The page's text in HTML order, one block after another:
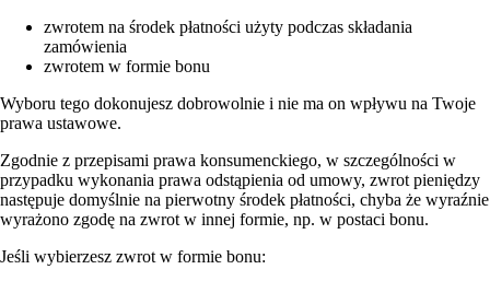
zwrotem na środek płatności użyty podczas składania
zamówienia
zwrotem w formie bonu
Wyboru tego dokonujesz dobrowolnie i nie ma on wpływu na Twoje
prawa ustawowe.
Zgodnie z przepisami prawa konsumenckiego, w szczególności w
przypadku wykonania prawa odstąpienia od umowy, zwrot pieniędzy
następuje domyślnie na pierwotny środek płatności, chyba że wyraźnie
wyrażono zgodę na zwrot w innej formie, np. w postaci bonu.
Jeśli wybierzesz zwrot w formie bonu: